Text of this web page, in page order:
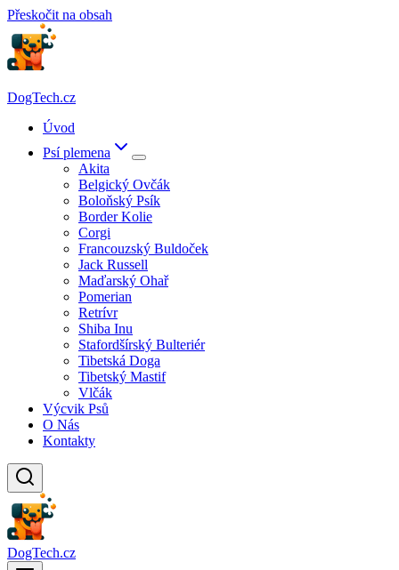
Přeskočit na obsah
DogTech.cz
Úvod
Psí plemena
Akita
Belgický Ovčák
Boloňský Psík
Border Kolie
Corgi
Francouzský Buldoček
Jack Russell
Maďarský Ohař
Pomerian
Retrívr
Shiba Inu
Stafordšírský Bulteriér
Tibetská Doga
Tibetský Mastif
Vlčák
Výcvik Psů
O Nás
Kontakty
DogTech.cz